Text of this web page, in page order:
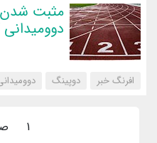
مثبت
دوومیدانی
افرنگ خبر دوپینگ
1